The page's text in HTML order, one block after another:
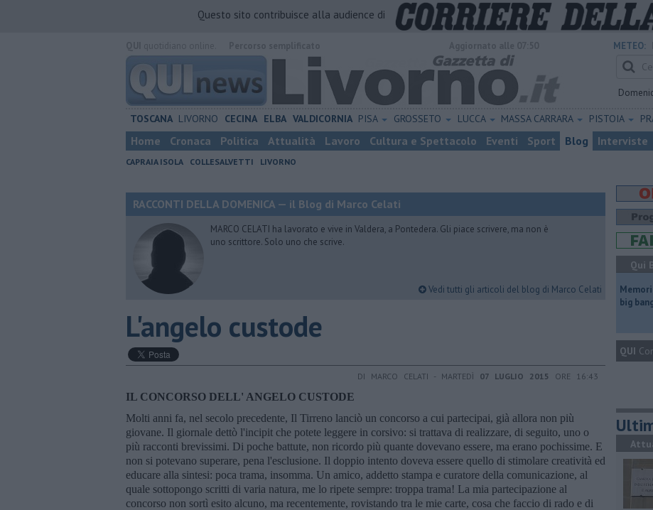
Questo sito contribuisce alla audience di
METEO:
TOSCANA LIVORNO CECINA ELBA VALDICORNIA PISA GROSSETO LUCCA MASSA CARRARA PISTOIA
Home Cronaca Politica Attualità Lavoro Cultura e Spettacolo Eventi Sport Blog Interviste
CAPRAIA ISOLA COLLESALVETTI LIVORNO
RACCONTI DELLA DOMENICA — il Blog di Marco Celati
MARCO CELATI ha lavorato e vive in Valdera, a Pontedera. Gli piace scrivere, ma non è
uno scrittore. Solo uno che scrive.
Vedi tutti gli articoli del blog di Marco Celati
L'angelo custode
DI MARCO CELATI - MARTEDÌ 07 LUGLIO 2015 ORE 16:43
IL CONCORSO DELL' ANGELO CUSTODE
Molti anni fa, nel secolo precedente, Il Tirreno lanciò un concorso a cui partecipai, già allora non più
giovane. Il giornale dettò l'incipit che potete leggere in corsivo: si trattava di realizzare, di seguito, uno o
più racconti brevissimi. Di poche battute, non ricordo più quante dovevano essere, ma erano pochissime. E
non si potevano superare, pena l'esclusione. Il doppio intento doveva essere quello di stimolare creatività ed
educare alla sintesi: poca trama, insomma. Un amico, addetto stampa e curatore della comunicazione, al
quale sottopongo scritti di varia natura, me lo ripete sempre: troppa trama! La mia partecipazione al
concorso non sortì esito alcuno, ma recentemente, rovistando tra le mie carte, cosa che faccio di rado e di
Qui
big
QUI